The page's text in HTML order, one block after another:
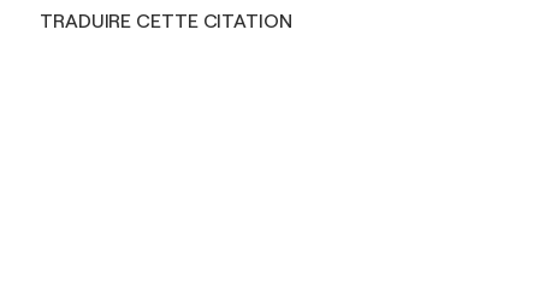
TRADUIRE CETTE CITATION